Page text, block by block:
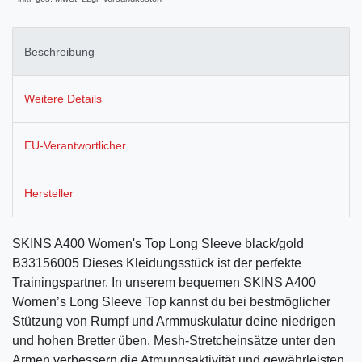
Beschreibung
Weitere Details
EU-Verantwortlicher
Hersteller
SKINS A400 Women's Top Long Sleeve black/gold
B33156005 Dieses Kleidungsstück ist der perfekte
Trainingspartner. In unserem bequemen SKINS A400
Women’s Long Sleeve Top kannst du bei bestmöglicher
Stützung von Rumpf und Armmuskulatur deine niedrigen
und hohen Bretter üben. Mesh-Stretcheinsätze unter den